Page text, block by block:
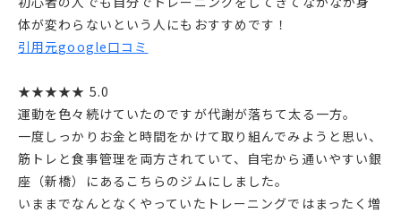
体が変わらないという人にもおすすめです！
引用元google口コミ
★★★★★ 5.0
運動を色々続けていたのですが代謝が落ちて太る一方。
一度しっかりお金と時間をかけて取り組んでみようと思い、
筋トレと食事管理を両方されていて、自宅から通いやすい銀
座（新橋）にあるこちらのジムにしました。
いままでなんとなくやっていたトレーニングではまったく増